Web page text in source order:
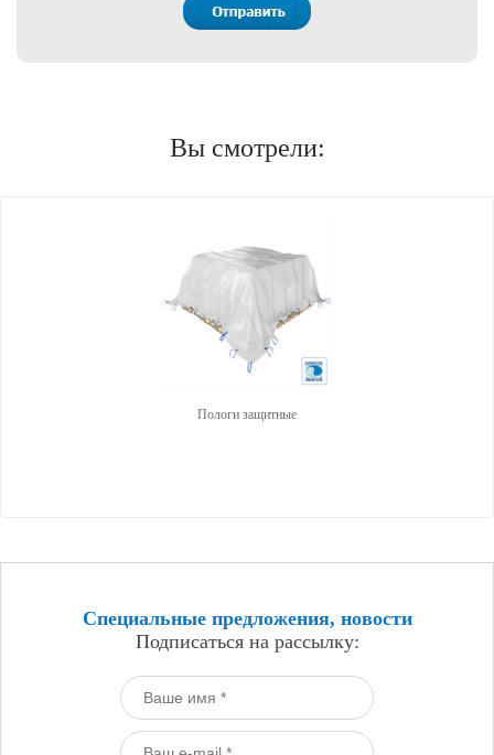
Вы смотрели:
Пологи защитные
Специальные предложения, новости
Подписаться на рассылку: